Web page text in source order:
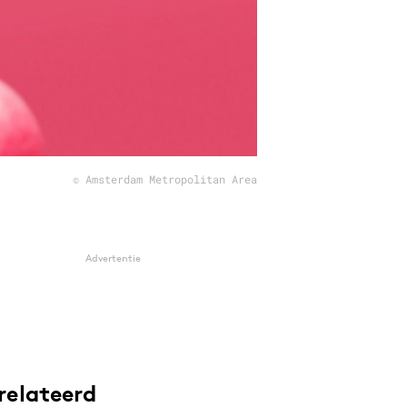
© Amsterdam Metropolitan Area
Advertentie